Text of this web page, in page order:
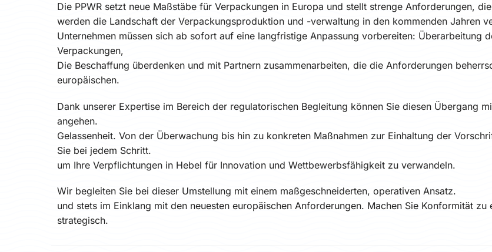
Die PPWR setzt neue Maßstäbe für Verpackungen in Europa und stellt strenge Anforderungen, die
werden die Landschaft der Verpackungsproduktion und -verwaltung in den kommenden Jahren
Unternehmen müssen sich ab sofort auf eine langfristige Anpassung vorbereiten: Überarbeitung
Verpackungen,
Die Beschaffung überdenken und mit Partnern zusammenarbeiten, die die Anforderungen
europäischen.
Dank unserer Expertise im Bereich der regulatorischen Begleitung können Sie diesen Übergang
angehen.
Gelassenheit. Von der Überwachung bis hin zu konkreten Maßnahmen zur Einhaltung der
Sie bei jedem Schritt.
um Ihre Verpflichtungen in Hebel für Innovation und Wettbewerbsfähigkeit zu verwandeln.
Wir begleiten Sie bei dieser Umstellung mit einem maßgeschneiderten, operativen Ansatz.
und stets im Einklang mit den neuesten europäischen Anforderungen. Machen Sie Konformität zu
strategisch.